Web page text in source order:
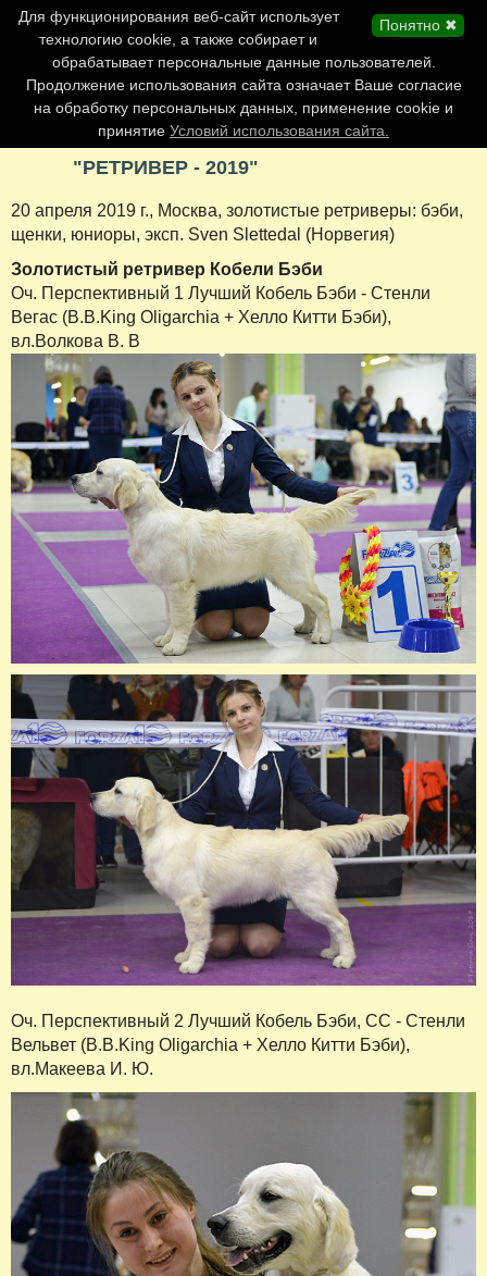
Главная страница
Обновления сайта
Контакты
Персоналии
Форум
"РЕТРИВЕР - 2019"
20 апреля 2019 г., Москва, золотистые ретриверы: бэби,
щенки, юниоры, эксп. Sven Slettedal (Норвегия)
Золотистый ретривер Кобели Бэби
Оч. Перспективный 1 Лучший Кобель Бэби - Стенли
Вегас (B.B.King Oligarchia + Хелло Китти Бэби),
вл.Волкова В. В
Оч. Перспективный 2 Лучший Кобель Бэби, СС - Стенли
Вельвет (B.B.King Oligarchia + Хелло Китти Бэби),
вл.Макеева И. Ю.
Понятно ✖
Для функционирования веб-сайт использует
технологию cookie, а также собирает и
обрабатывает персональные данные пользователей.
Продолжение использования сайта означает Ваше согласие
на обработку персональных данных, применение cookie и
принятие Условий использования сайта.